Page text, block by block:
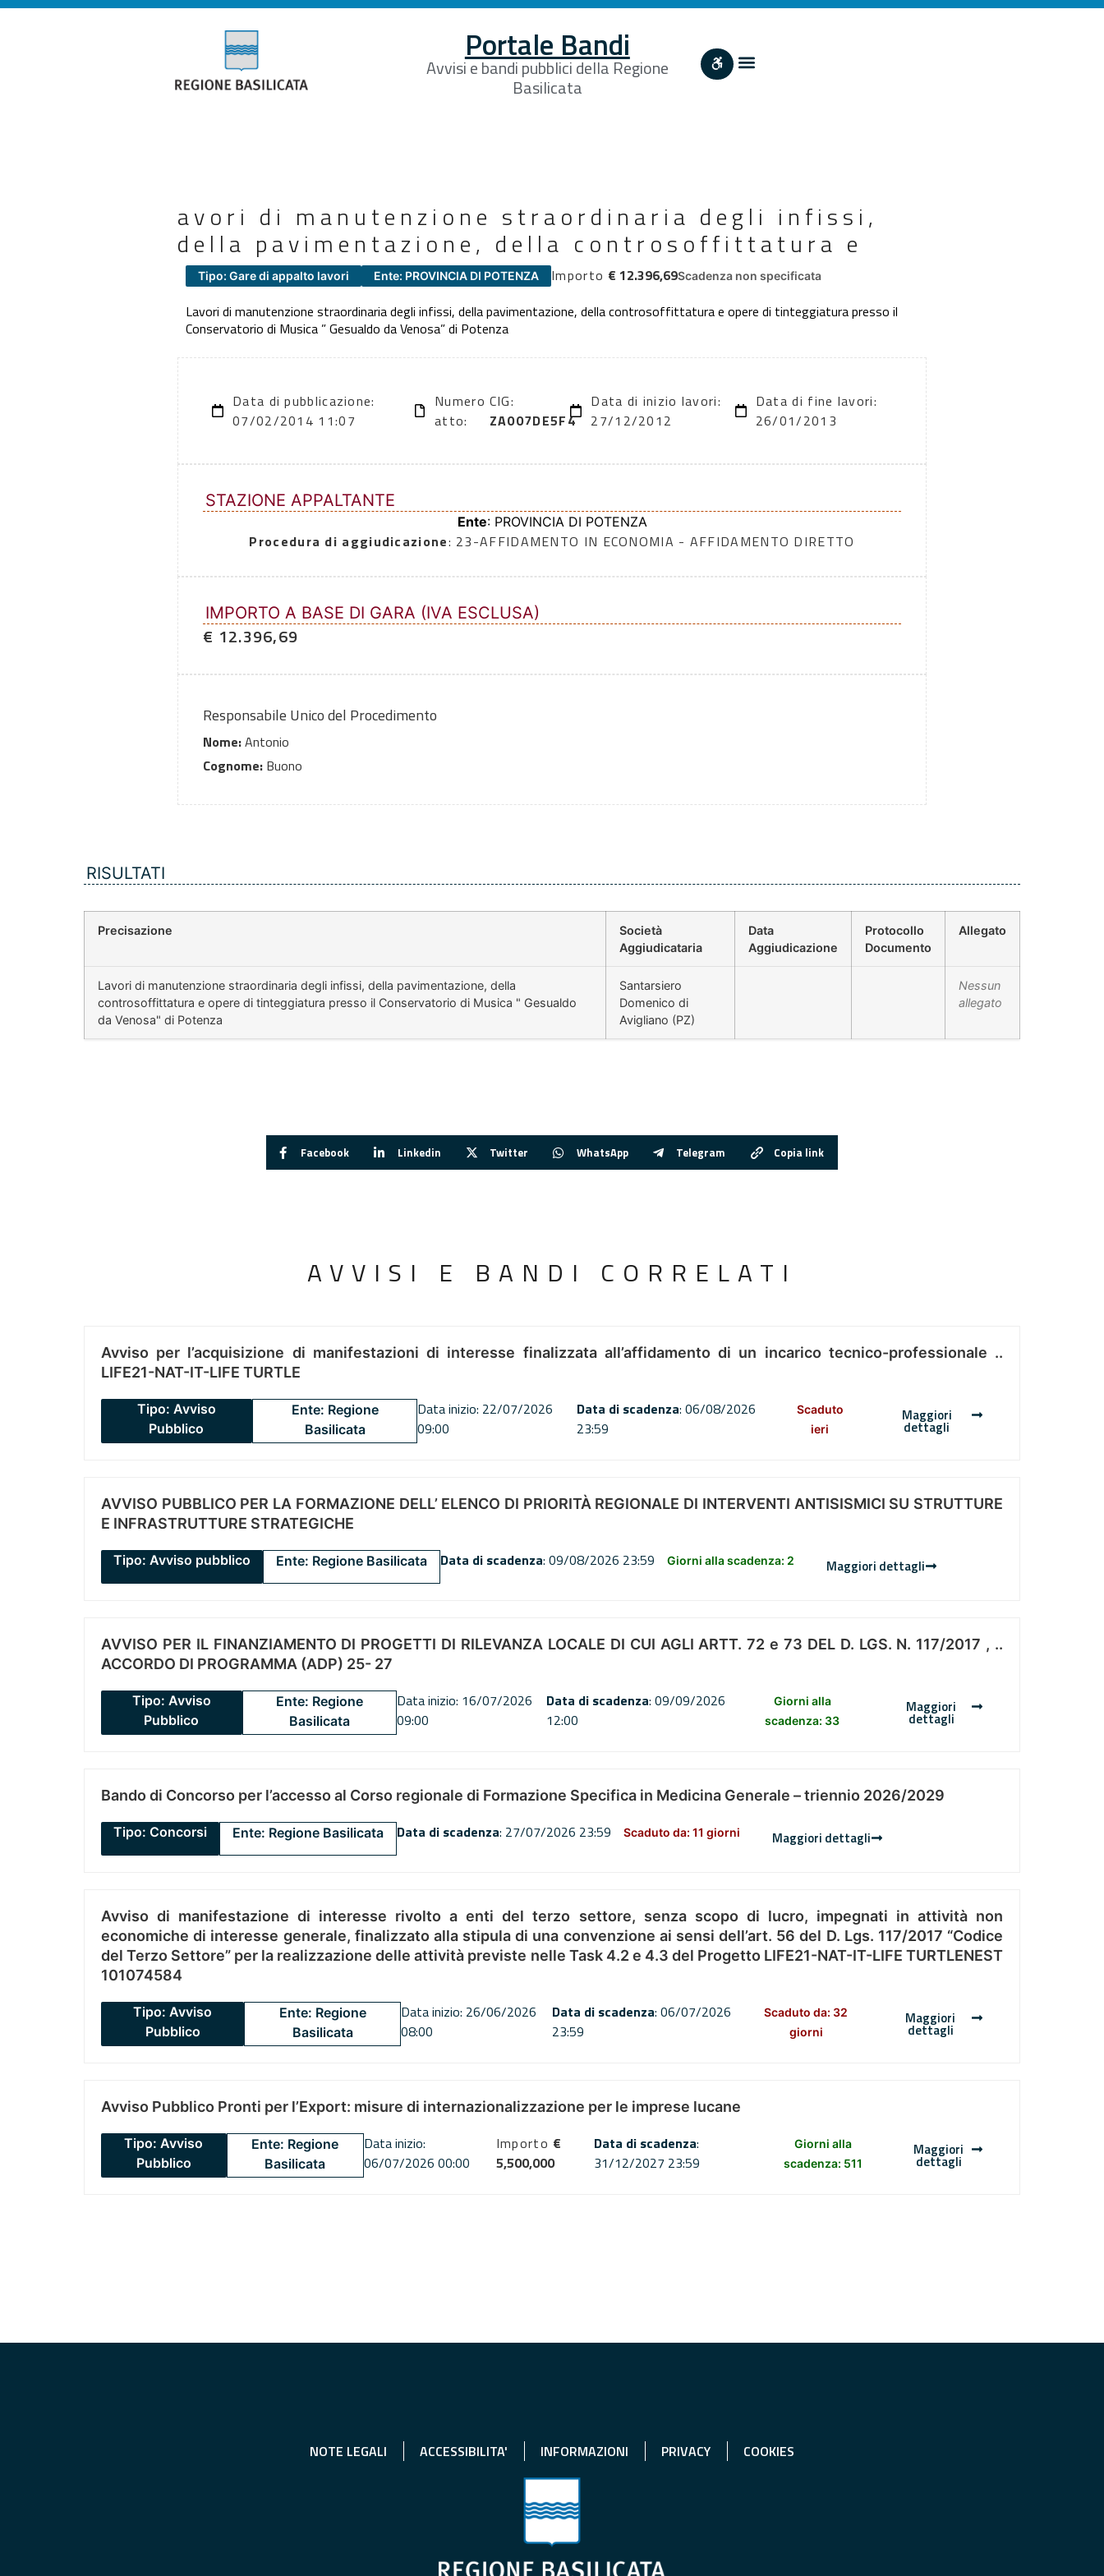
Portale Bandi
Avvisi e bandi pubblici della Regione
Basilicata
avori di manutenzione straordinaria degli infissi,
della pavimentazione, della controsoffittatura e
Tipo: Gare di appalto lavori Ente: PROVINCIA DI POTENZA Importo € 12.396,69Scadenza non specificata
Lavori di manutenzione straordinaria degli infissi, della pavimentazione, della controsoffittatura e opere di tinteggiatura presso il
Conservatorio di Musica ” Gesualdo da Venosa” di Potenza
Data di pubblicazione:
07/02/2014 11:07
Numero
atto:
CIG:
ZA007DE5F4
Data di inizio lavori:
27/12/2012
Data di fine lavori:
26/01/2013
STAZIONE APPALTANTE
Ente: PROVINCIA DI POTENZA
Procedura di aggiudicazione: 23-AFFIDAMENTO IN ECONOMIA - AFFIDAMENTO DIRETTO
IMPORTO A BASE DI GARA (IVA ESCLUSA)
€ 12.396,69
Responsabile Unico del Procedimento
Nome:Antonio
Cognome: Buono
RISULTATI
Precisazione
Società
Aggiudicataria
Data
Aggiudicazione
Protocollo
Documento
Allegato
Lavori di manutenzione straordinaria degli infissi, della pavimentazione, della
controsoffittatura e opere di tinteggiatura presso il Conservatorio di Musica " Gesualdo
da Venosa" di Potenza
Santarsiero
Domenico di
Avigliano (PZ)
Nessun
allegato
Facebook Linkedin Twitter WhatsApp Telegram Copia link
AVVISI E BANDI CORRELATI
Avviso per l’acquisizione di manifestazioni di interesse finalizzata all’affidamento di un incarico tecnico-professionale ..
LIFE21-NAT-IT-LIFE TURTLE
Tipo: Avviso
Pubblico
Ente: Regione
Basilicata
Data inizio: 22/07/2026
09:00
Data di scadenza: 06/08/2026
23:59
Scaduto
ieri
Maggiori
dettagli
AVVISO PUBBLICO PER LA FORMAZIONE DELL’ ELENCO DI PRIORITÀ REGIONALE DI INTERVENTI ANTISISMICI SU STRUTTURE
E INFRASTRUTTURE STRATEGICHE
Tipo: Avviso pubblico Ente: Regione Basilicata Data di scadenza: 09/08/2026 23:59 Giorni alla scadenza: 2 Maggiori dettagli
AVVISO PER IL FINANZIAMENTO DI PROGETTI DI RILEVANZA LOCALE DI CUI AGLI ARTT. 72 e 73 DEL D. LGS. N. 117/2017 , ..
ACCORDO DI PROGRAMMA (ADP) 25- 27
Tipo: Avviso
Pubblico
Ente: Regione
Basilicata
Data inizio: 16/07/2026
09:00
Data di scadenza: 09/09/2026
12:00
Giorni alla
scadenza: 33
Maggiori
dettagli
Bando di Concorso per l’accesso al Corso regionale di Formazione Specifica in Medicina Generale – triennio 2026/2029
Tipo: Concorsi Ente: Regione Basilicata Data di scadenza: 27/07/2026 23:59 Scaduto da: 11 giorni Maggiori dettagli
Avviso di manifestazione di interesse rivolto a enti del terzo settore, senza scopo di lucro, impegnati in attività non
economiche di interesse generale, finalizzato alla stipula di una convenzione ai sensi dell’art. 56 del D. Lgs. 117/2017 “Codice
del Terzo Settore” per la realizzazione delle attività previste nelle Task 4.2 e 4.3 del Progetto LIFE21-NAT-IT-LIFE TURTLENEST
101074584
Tipo: Avviso
Pubblico
Ente: Regione
Basilicata
Data inizio: 26/06/2026
08:00
Data di scadenza: 06/07/2026
23:59
Scaduto da: 32
giorni
Maggiori
dettagli
Avviso Pubblico Pronti per l’Export: misure di internazionalizzazione per le imprese lucane
Tipo: Avviso
Pubblico
Ente: Regione
Basilicata
Data inizio:
06/07/2026 00:00
Importo €
5,500,000
Data di scadenza:
31/12/2027 23:59
Giorni alla
scadenza: 511
Maggiori
dettagli
NOTE LEGALI ACCESSIBILITA' INFORMAZIONI PRIVACY COOKIES